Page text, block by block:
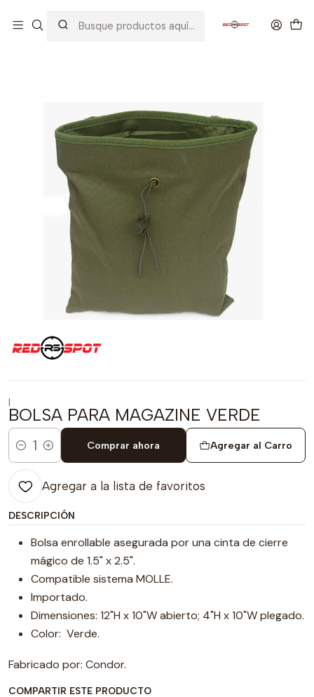
BOLSA PARA MAGAZINE VERDE
|
BOLSA PARA MAGAZINE VERDE
Cantidad
Agregar al Carro
Comprar ahora
Agregar a la lista de favoritos
DESCRIPCIÓN
Bolsa enrollable asegurada por una cinta de cierre
mágico de 1.5" x 2.5".
Compatible sistema MOLLE.
Importado.
Dimensiones: 12"H x 10"W abierto; 4"H x 10"W plegado.
Color: Verde.
Fabricado por: Condor.
COMPARTIR ESTE PRODUCTO